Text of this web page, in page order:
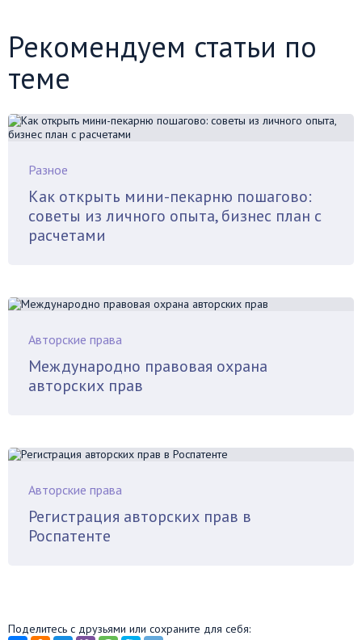
Рекомендуем статьи по
теме
Разное
Как открыть мини-пекарню пошагово:
советы из личного опыта, бизнес план с
расчетами
Авторские права
Международно правовая охрана
авторских прав
Авторские права
Регистрация авторских прав в
Роспатенте
Поделитесь с друзьями или сохраните для себя: